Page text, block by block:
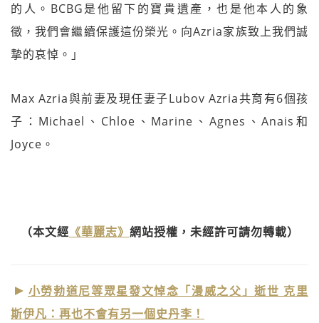
的人。BCBG是他留下的寶貴遺產，也是他本人的象
徵，我們會繼續保護這份榮光。向Azria家族致上我們誠
摯的哀悼。」
Max Azria與前妻及現任妻子Lubov Azria共育有6個孩
子：Michael、Chloe、Marine、Agnes、Anais和
Joyce。
（本文經 《華麗志》 網站授權，未經許可請勿轉載）
小勞勃道尼等眾星發文悼念「漫威之父」逝世 克里
斯伊凡：再也不會有另一個史丹李！